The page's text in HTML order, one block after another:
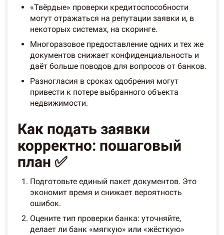
«Твёрдые» проверки кредитоспособности
могут отражаться на репутации заявки и, в
некоторых системах, на скоринге.
Многоразовое предоставление одних и тех же
документов снижает конфиденциальность и
даёт больше поводов для вопросов от банков.
Разногласия в сроках одобрения могут
привести к потере выбранного объекта
недвижимости.
Как подать заявки
корректно: пошаговый
план ✅
Подготовьте единый пакет документов. Это
экономит время и снижает вероятность
ошибок.
Оцените тип проверки банка: уточняйте,
делает ли банк «мягкую» или «жёсткую»